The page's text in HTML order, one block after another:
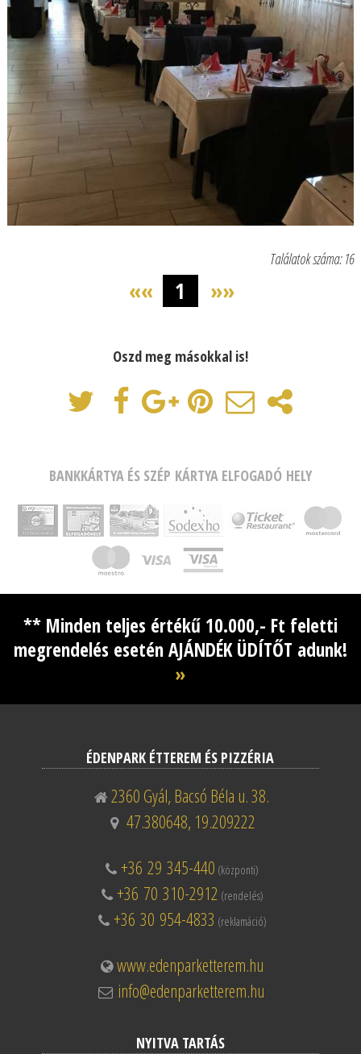
Találatok száma: 16
«« 1 »»
Oszd meg másokkal is!
BANKKÁRTYA ÉS SZÉP KÁRTYA ELFOGADÓ HELY
** Minden teljes értékű 10.000,- Ft feletti
megrendelés esetén AJÁNDÉK ÜDÍTŐT adunk!
»
ÉDENPARK ÉTTEREM ÉS PIZZÉRIA
2360 Gyál, Bacsó Béla u. 38.
47.380648, 19.209222
+36 29 345-440 (központi)
+36 70 310-2912 (rendelés)
+36 30 954-4833 (reklamáció)
www.edenparketterem.hu
info@edenparketterem.hu
NYITVA TARTÁS